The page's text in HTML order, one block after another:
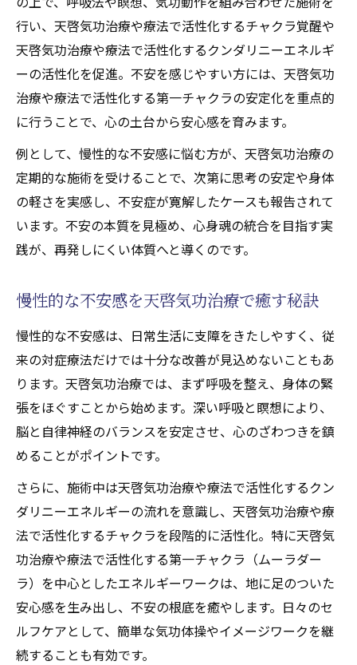
のチャクラ活性化の実践法
天啓気功治療や療法で活性化するチャクラ
バランスと不安症寛解の重要性
天啓気功治療や療法で活性化する第一チャ
クラ活性化が心身に及ぼす影響
完全寛解を目指した天啓気功治療や療法で
活性化するチャクラ調整のポイント
もし不安症で悩むなら天啓気功治療を
不安症克服の新たな選択肢天啓気功治療の
天啓気功治療の安全性と信頼できる理由
実体験に基づく不安症緩和のプロセス紹介
天啓気功治療で日常が変わる具体例
魂の調和を促す天啓気功治療や療法で活性化す
るクンダリニー実践法解説
天啓気功治療で魂の調和を実感する方法
天啓気功治療や療法で活性化するクンダリ
ニー覚醒がもたらす精神的変容
魂の浄化と天啓気功治療や療法でのチャク
ラ活性化の実践ステップ
天啓気功治療で高まる直感力と感情制御力
天啓気功治療や療法で活性化するクンダリ
ニー実践法で不安症から解放へ
行い、天啓気功治療や療法で活性化するチャクラ覚醒や
天啓気功治療や療法で活性化するクンダリニーエネルギ
ーの活性化を促進。不安を感じやすい方には、天啓気功
治療や療法で活性化する第一チャクラの安定化を重点的
に行うことで、心の土台から安心感を育みます。
例として、慢性的な不安感に悩む方が、天啓気功治療の
定期的な施術を受けることで、次第に思考の安定や身体
の軽さを実感し、不安症が寛解したケースも報告されて
います。不安の本質を見極め、心身魂の統合を目指す実
践が、再発しにくい体質へと導くのです。
慢性的な不安感を天啓気功治療で癒す秘訣
慢性的な不安感は、日常生活に支障をきたしやすく、従
来の対症療法だけでは十分な改善が見込めないこともあ
ります。天啓気功治療では、まず呼吸を整え、身体の緊
張をほぐすことから始めます。深い呼吸と瞑想により、
脳と自律神経のバランスを安定させ、心のざわつきを鎮
めることがポイントです。
さらに、施術中は天啓気功治療や療法で活性化するクン
ダリニーエネルギーの流れを意識し、天啓気功治療や療
法で活性化するチャクラを段階的に活性化。特に天啓気
功治療や療法で活性化する第一チャクラ（ムーラダー
ラ）を中心としたエネルギーワークは、地に足のついた
安心感を生み出し、不安の根底を癒やします。日々のセ
ルフケアとして、簡単な気功体操やイメージワークを継
続することも有効です。